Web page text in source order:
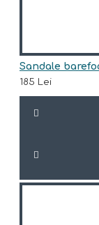
185 Lei